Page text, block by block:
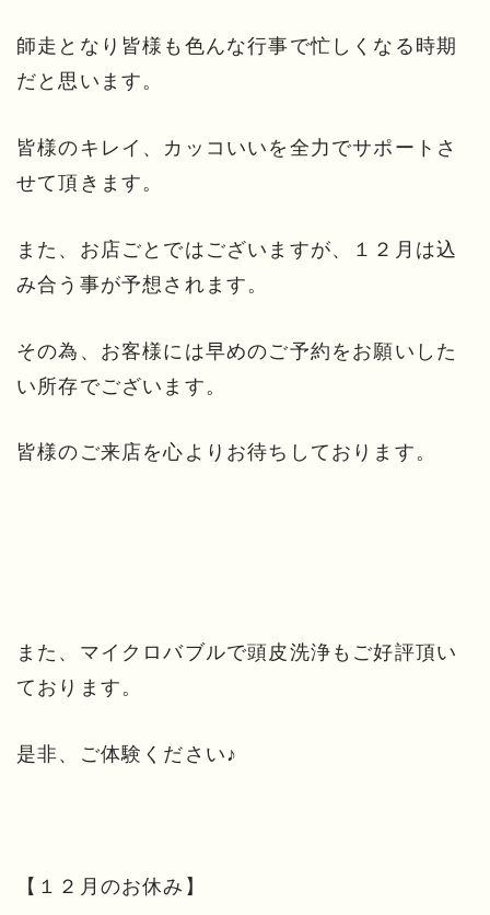
師走となり皆様も色んな行事で忙しくなる時期
だと思います。
皆様のキレイ、カッコいいを全力でサポートさ
せて頂きます。
また、お店ごとではございますが、１２月は込
み合う事が予想されます。
その為、お客様には早めのご予約をお願いした
い所存でございます。
皆様のご来店を心よりお待ちしております。
また、マイクロバブルで頭皮洗浄もご好評頂い
ております。
是非、ご体験ください♪
【１２月のお休み】